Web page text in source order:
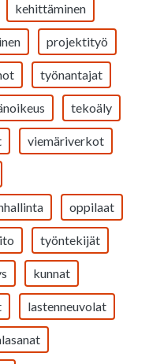
kehittäminen
projektityö
työnantajat
tekoäly
viemäriverkot
oppilaat
työntekijät
kunnat
lastenneuvolat